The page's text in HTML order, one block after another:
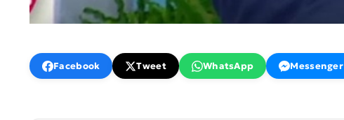
Facebook Tweet WhatsApp Messenger